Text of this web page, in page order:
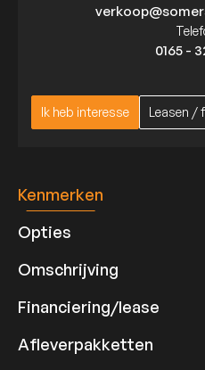
Ik heb interesse
Ik heb interesse
Leasen /
Leasen /
0165 -
Kenmerken
Opties
Omschrijving
Financiering/lease
Afleverpakketten